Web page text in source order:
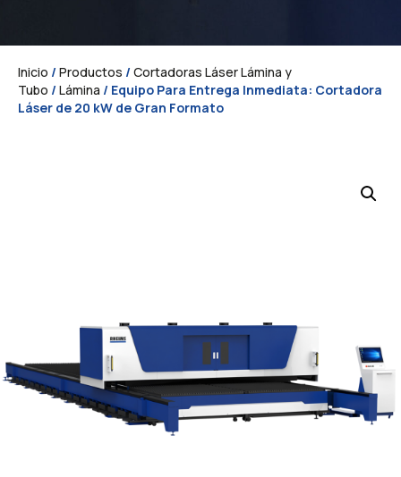
Inicio / Productos / Cortadoras Láser Lámina y
Tubo / Lámina / Equipo Para Entrega Inmediata: Cortadora
Láser de 20 kW de Gran Formato